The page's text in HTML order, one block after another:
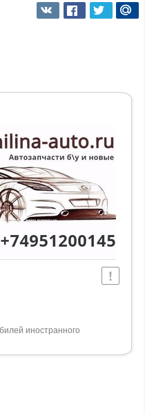
иностранного